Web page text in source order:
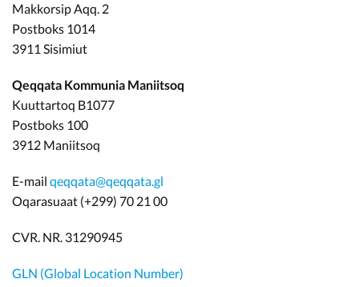
Makkorsip Aqq. 2
Postboks 1014
3911 Sisimiut
Qeqqata Kommunia Maniitsoq
Kuuttartoq B1077
Postboks 100
3912 Maniitsoq
E-mail qeqqata@qeqqata.gl
Oqarasuaat (+299) 70 21 00
CVR. NR. 31290945
GLN (Global Location Number)